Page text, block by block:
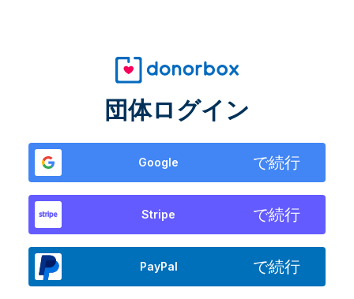
団体ログイン
Google で続行
Stripe で続行
PayPal で続行